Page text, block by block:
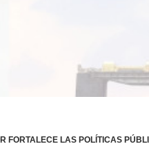
FORTALECE LAS POLÍTICAS